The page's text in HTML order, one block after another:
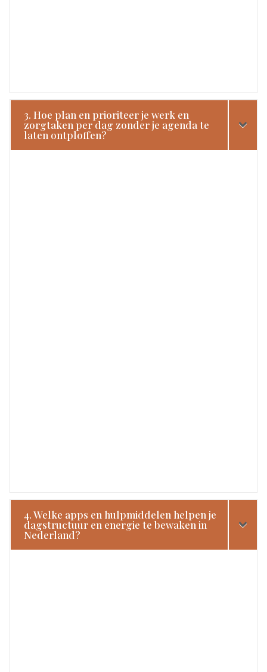
3. Hoe plan en prioriteer je werk en
zorgtaken per dag zonder je agenda te
laten ontploffen?
4. Welke apps en hulpmiddelen helpen je
dagstructuur en energie te bewaken in
Nederland?